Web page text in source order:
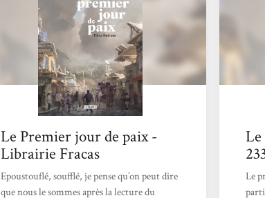
les origines...
Le Premier jour de paix -
Librairie Fracas
Epoustouflé, soufflé, je pense qu’on peut dire
que nous le sommes après la lecture du
Le